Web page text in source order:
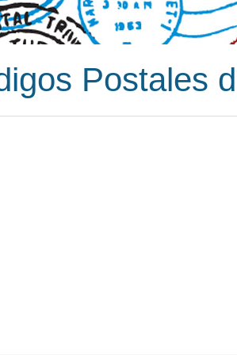
Postales